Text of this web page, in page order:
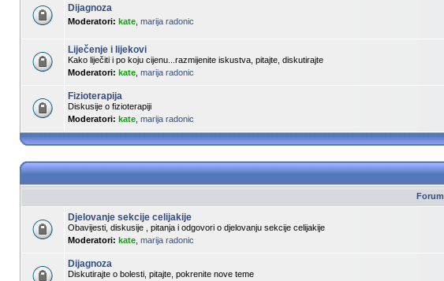
Dijagnoza
Moderatori: kate marija radonic
Liječenje i lijekovi
Kako liječiti i po koju cijenu...razmijenite iskustva, pitajte, diskutirajte
Moderatori: kate marija radonic
Fizioterapija
Diskusije o fizioterapiji
Moderatori: kate marija radonic
Forum
Djelovanje sekcije celijakije
Obavijesti, diskusije , pitanja i odgovori o djelovanju sekcije celijakije
Moderatori: kate marija radonic
Dijagnoza
Diskutirajte o bolesti, pitajte, pokrenite nove teme